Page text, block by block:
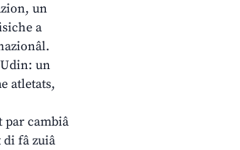
un
a
un
atletats,
cambiâ
fâ zuiâ